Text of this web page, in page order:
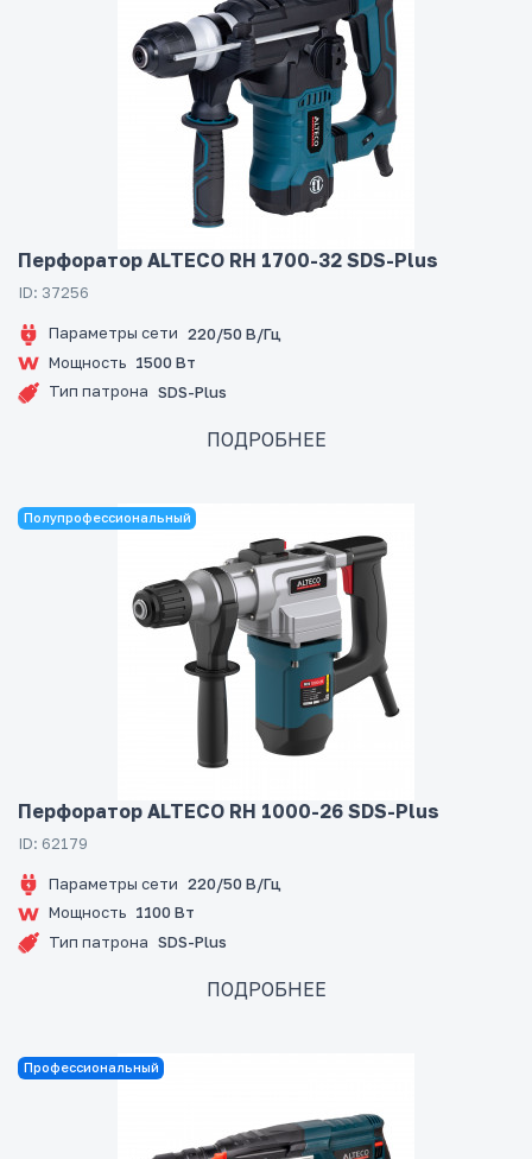
Перфоратор ALTECO RH 1700-32 SDS-Plus
ID: 37256
Параметры сети 220/50 В/Гц
Мощность 1500 Вт
Тип патрона SDS-Plus
ПОДРОБНЕЕ
Полупрофессиональный
Перфоратор ALTECO RH 1000-26 SDS-Plus
ID: 62179
Параметры сети 220/50 В/Гц
Мощность 1100 Вт
Тип патрона SDS-Plus
ПОДРОБНЕЕ
Профессиональный